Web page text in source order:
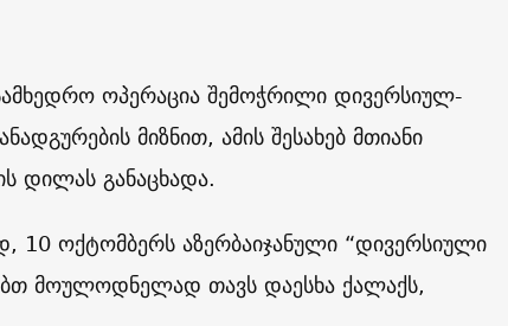
ოპერაცია შემოჭრილი დივერსიულ-
მიზნით, ამის შესახებ მთიანი
დილას განაცხადა.
10 ოქტომბერს აზერბაიჯანული “დივერსიული
მოულოდნელად თავს დაესხა ქალაქს,